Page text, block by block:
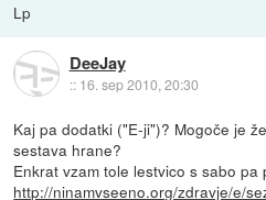
Lp
DeeJay
:: 16. sep 2010, 20:30
Kaj pa dodatki ("E-ji")? Mogoče je
sestava hrane?
Enkrat vzam tole lestvico s sabo pa
http://ninamvseeno.org/zdravje/e/